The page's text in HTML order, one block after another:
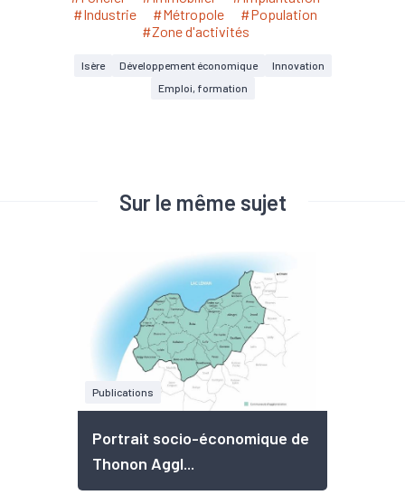
#Industrie
#Métropole
#Population
#Zone d'activités
Isère Développement économique
Innovation
Emploi, formation
Sur le même sujet
Publications
Portrait socio-économique de
Thonon Aggl...